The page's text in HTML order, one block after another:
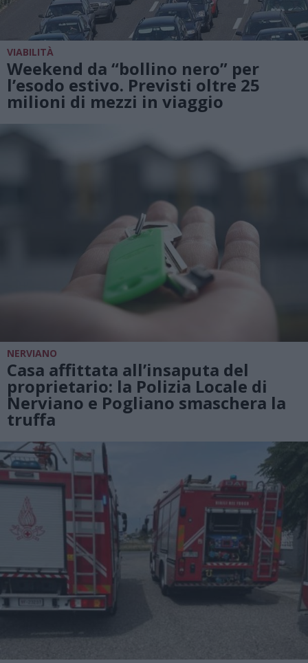
VIABILITÀ
Weekend da “bollino nero” per
l’esodo estivo. Previsti oltre 25
milioni di mezzi in viaggio
NERVIANO
Casa affittata all’insaputa del
proprietario: la Polizia Locale di
Nerviano e Pogliano smaschera la
truffa